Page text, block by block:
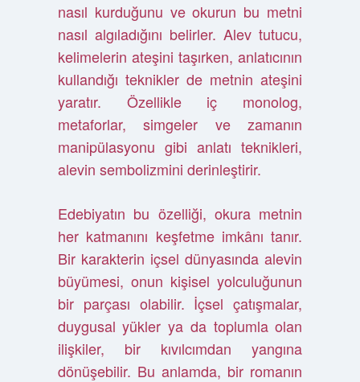
nasıl kurduğunu ve okurun bu metni
nasıl algıladığını belirler. Alev tutucu,
kelimelerin ateşini taşırken, anlatıcının
kullandığı teknikler de metnin ateşini
yaratır. Özellikle iç monolog,
metaforlar, simgeler ve zamanın
manipülasyonu gibi anlatı teknikleri,
alevin sembolizmini derinleştirir.
Edebiyatın bu özelliği, okura metnin
her katmanını keşfetme imkânı tanır.
Bir karakterin içsel dünyasında alevin
büyümesi, onun kişisel yolculuğunun
bir parçası olabilir. İçsel çatışmalar,
duygusal yükler ya da toplumla olan
ilişkiler, bir kıvılcımdan yangına
dönüşebilir. Bu anlamda, bir romanın